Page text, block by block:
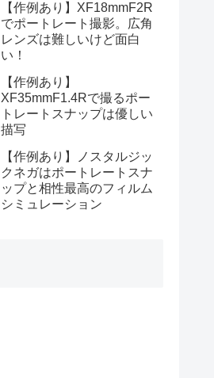
【作例あり】XF18mmF2R
でポートレート撮影。広角
レンズは難しいけど面白
い！
【作例あり】
XF35mmF1.4Rで撮るポー
トレートスナップは優しい
描写
【作例あり】ノスタルジッ
クネガはポートレートスナ
ップと相性最高のフィルム
シミュレーション